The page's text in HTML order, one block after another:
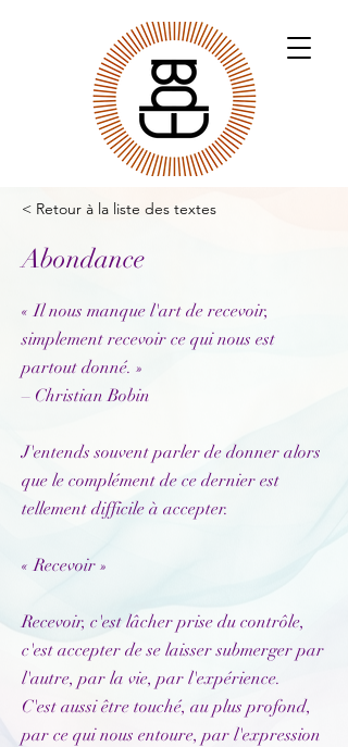
< Retour à la liste des textes
Abondance
« Il nous manque l'art de recevoir,
simplement recevoir ce qui nous est
partout donné. »
– Christian Bobin
J'entends souvent parler de donner alors
que le complément de ce dernier est
tellement difficile à accepter.
« Recevoir »
Recevoir, c'est lâcher prise du contrôle,
c'est accepter de se laisser submerger par
l'autre, par la vie, par l'expérience.
C'est aussi être touché, au plus profond,
par ce qui nous entoure, par l'expression